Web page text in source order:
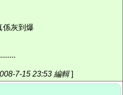
係灰到爆
7-15 23:53 編輯]